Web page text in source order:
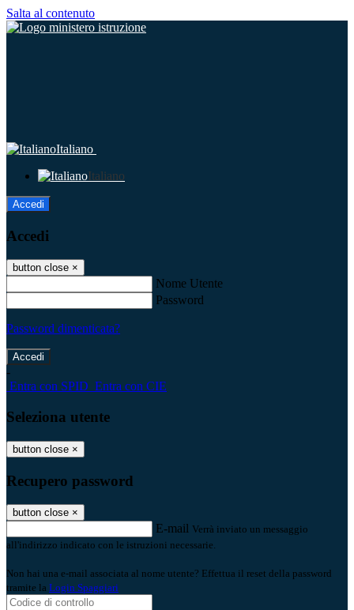
Salta al contenuto
Italiano
Italiano
Accedi
Accedi
button close ×
Nome Utente
Password
Password dimenticata?
-
Entra con SPID Entra con CIE
Seleziona utente
button close ×
Recupero password
button close ×
E-mail Verrà inviato un messaggio
all'indirizzo indicato con le istruzioni necessarie.
Non hai una e-mail associata al nome utente? Effettua il reset della password
tramite la Login Spaggiari